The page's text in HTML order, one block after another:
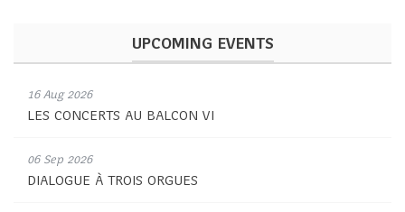
UPCOMING EVENTS
16 Aug 2026
LES CONCERTS AU BALCON VI
06 Sep 2026
DIALOGUE À TROIS ORGUES